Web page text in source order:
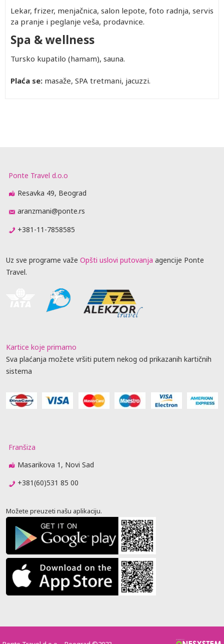
Lekar, frizer, menjačnica, salon lepote, foto radnja, servis
za pranje i peglanje veša, prodavnice.
Spa & wellness
Tursko kupatilo (hamam), sauna.
Plaća se: masaže, SPA tretmani, jacuzzi.
Ponte Travel d.o.o
Resavka 49, Beograd
aranzmani@ponte.rs
+381-11-7858585
Uz sve programe važe Opšti uslovi putovanja agencije Ponte
Travel.
Kartice koje primamo
Sva plaćanja možete vršiti putem nekog od prikazanih kartičnih
sistema
Franšiza
Masarikova 1, Novi Sad
+381(60)531 85 00
Možete preuzeti našu aplikaciju.